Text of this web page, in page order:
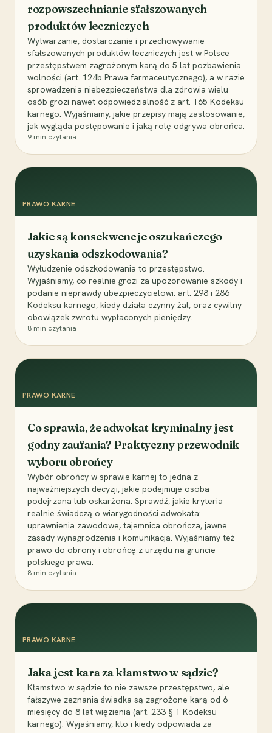
rozpowszechnianie sfałszowanych
produktów leczniczych
Wytwarzanie, dostarczanie i przechowywanie
sfałszowanych produktów leczniczych jest w Polsce
przestępstwem zagrożonym karą do 5 lat pozbawienia
wolności (art. 124b Prawa farmaceutycznego), a w razie
sprowadzenia niebezpieczeństwa dla zdrowia wielu
osób grozi nawet odpowiedzialność z art. 165 Kodeksu
karnego. Wyjaśniamy, jakie przepisy mają zastosowanie,
jak wygląda postępowanie i jaką rolę odgrywa obrońca.
9 min czytania
PRAWO KARNE
Jakie są konsekwencje oszukańczego
uzyskania odszkodowania?
Wyłudzenie odszkodowania to przestępstwo.
Wyjaśniamy, co realnie grozi za upozorowanie szkody i
podanie nieprawdy ubezpieczycielowi: art. 298 i 286
Kodeksu karnego, kiedy działa czynny żal, oraz cywilny
obowiązek zwrotu wypłaconych pieniędzy.
8 min czytania
PRAWO KARNE
Co sprawia, że adwokat kryminalny jest
godny zaufania? Praktyczny przewodnik
wyboru obrońcy
Wybór obrońcy w sprawie karnej to jedna z
najważniejszych decyzji, jakie podejmuje osoba
podejrzana lub oskarżona. Sprawdź, jakie kryteria
realnie świadczą o wiarygodności adwokata:
uprawnienia zawodowe, tajemnica obrończa, jawne
zasady wynagrodzenia i komunikacja. Wyjaśniamy też
prawo do obrony i obrońcę z urzędu na gruncie
polskiego prawa.
8 min czytania
PRAWO KARNE
Jaka jest kara za kłamstwo w sądzie?
Kłamstwo w sądzie to nie zawsze przestępstwo, ale
fałszywe zeznania świadka są zagrożone karą od 6
miesięcy do 8 lat więzienia (art. 233 § 1 Kodeksu
karnego). Wyjaśniamy, kto i kiedy odpowiada za